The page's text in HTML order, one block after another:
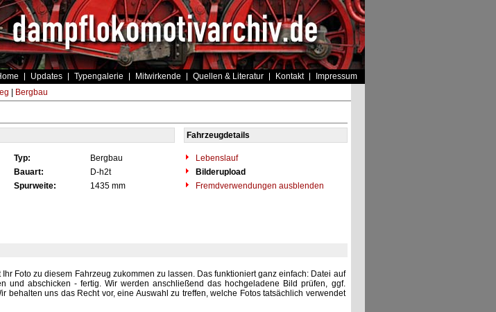
Updates Typengalerie Mitwirkende Quellen & Literatur Kontakt Impressum
Bergbau
Fahrzeugdetails
Typ: Bergbau
Lebenslauf
Bauart: D-h2t
Bilderupload
Spurweite: 1435 mm Fremdverwendungen ausblenden
Foto zu diesem Fahrzeug zukommen zu lassen. Das funktioniert ganz einfach: Datei auf
und abschicken - fertig. Wir werden anschließend das hochgeladene Bild prüfen, ggf.
behalten uns das Recht vor, eine Auswahl zu treffen, welche Fotos tatsächlich verwendet